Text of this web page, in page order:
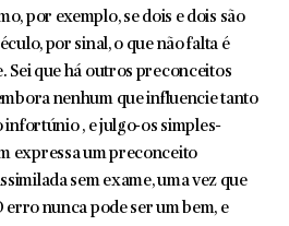
por exemplo, se dois e dois são
por sinal, o que não falta é
Sei que há outros precon­ceitos
nenhum que influencie tanto
infortúnio , e julgo-os simples­
expressa um preconceito
sem exame, uma vez que
erro nunca pode ser um bem, e